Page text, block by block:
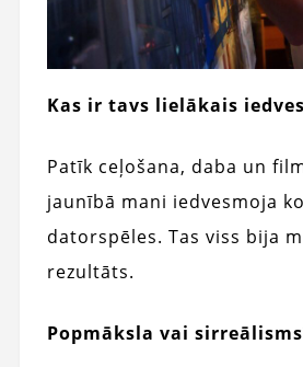
Kas ir tavs lielākais
Patīk ceļošana, daba un
jaunībā mani iedvesmoja
datorspēles. Tas viss bija
rezultāts.
Popmāksla vai